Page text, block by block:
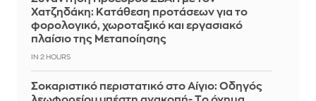
Χατζηδάκη: Κατάθεση προτάσεων για το
φορολογικό, χωροταξικό και εργασιακό
πλαίσιο της Μεταποίησης
IN 2 HOURS
Σοκαριστικό περιστατικό στο Αίγιο: Οδηγός